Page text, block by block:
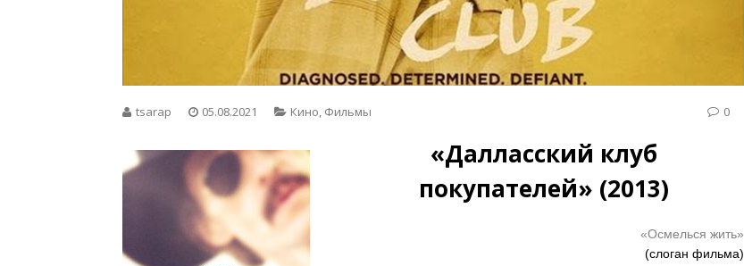
tsarap 05.08.2021 Кино Фильмы 0
«Далласский клуб
покупателей» (2013)
«Осмелься жить»
(слоган фильма)